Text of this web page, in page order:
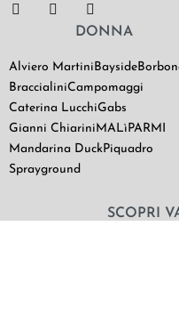
DONNA
Alviero MartiniBayside
BraccialiniCampomaggi
Caterina LucchiGabs
Gianni ChiariniMALìPARMI
Mandarina DuckPiquadro
Sprayground
SCOPRI